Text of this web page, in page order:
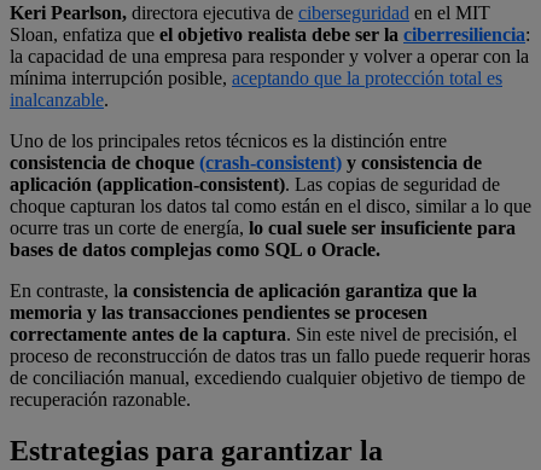
Keri Pearlson, directora ejecutiva de ciberseguridad en el MIT
Sloan, enfatiza que el objetivo realista debe ser la ciberresiliencia:
la capacidad de una empresa para responder y volver a operar con la
mínima interrupción posible, aceptando que la protección total es
inalcanzable.
Uno de los principales retos técnicos es la distinción entre
consistencia de choque (crash-consistent) y consistencia de
aplicación (application-consistent). Las copias de seguridad de
choque capturan los datos tal como están en el disco, similar a lo que
ocurre tras un corte de energía, lo cual suele ser insuficiente para
bases de datos complejas como SQL o Oracle.
En contraste, la consistencia de aplicación garantiza que la
memoria y las transacciones pendientes se procesen
correctamente antes de la captura. Sin este nivel de precisión, el
proceso de reconstrucción de datos tras un fallo puede requerir horas
de conciliación manual, excediendo cualquier objetivo de tiempo de
recuperación razonable.
Estrategias para garantizar la